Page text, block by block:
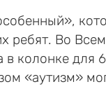
ребят. Во
колонке для
«аутизм»